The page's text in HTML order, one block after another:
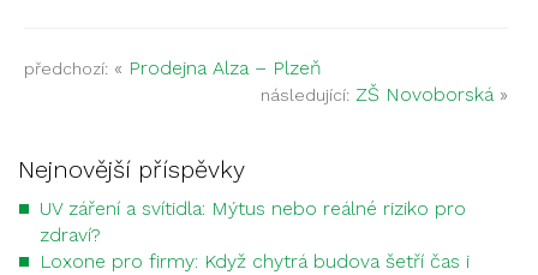
předchozí: « Prodejna Alza – Plzeň
následující: ZŠ Novoborská»
Nejnovější příspěvky
UV záření a svítidla: Mýtus nebo reálné riziko pro
zdraví?
Loxone pro firmy: Když chytrá budova šetří čas i